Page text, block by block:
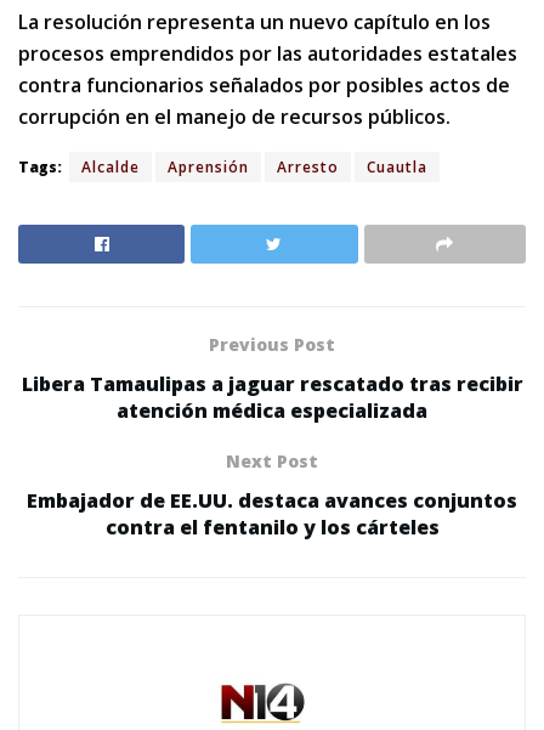
La resolución representa un nuevo capítulo en los
procesos emprendidos por las autoridades estatales
contra funcionarios señalados por posibles actos de
corrupción en el manejo de recursos públicos.
Tags: Alcalde Aprensión Arresto Cuautla
Previous Post
Libera Tamaulipas a jaguar rescatado tras recibir
atención médica especializada
Next Post
Embajador de EE.UU. destaca avances conjuntos
contra el fentanilo y los cárteles